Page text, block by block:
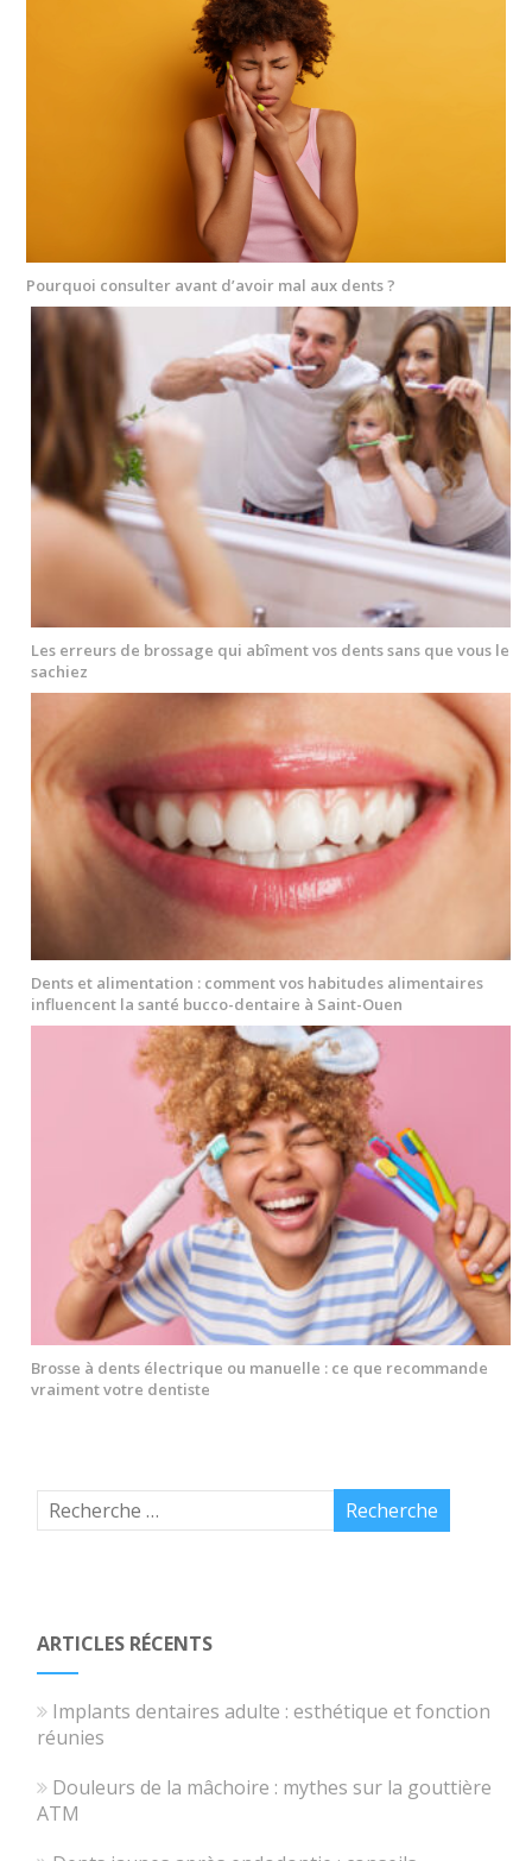
Pourquoi consulter avant d’avoir mal aux dents ?
Les erreurs de brossage qui abîment vos dents sans que vous le
sachiez
Dents et alimentation : comment vos habitudes alimentaires
influencent la santé bucco-dentaire à Saint-Ouen
Brosse à dents électrique ou manuelle : ce que recommande
vraiment votre dentiste
ARTICLES RÉCENTS
Implants dentaires adulte : esthétique et fonction
réunies
Douleurs de la mâchoire : mythes sur la gouttière
ATM